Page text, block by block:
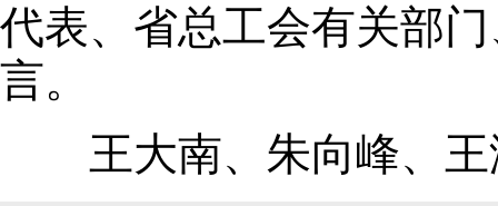
代表、省总工会有关部
言。
王大南、朱向峰、王